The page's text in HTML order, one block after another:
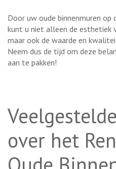
Door uw oude binnenmuren op
kunt u niet alleen de esthetiek
maar ook de waarde en
Neem dus de tijd om deze
aan te pakken!
over het